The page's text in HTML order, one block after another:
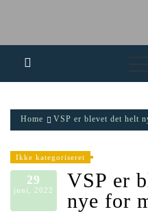
Home VSP er blevet det helt
Ikke kategoriseret
29
juni, 2022
VSP er
nye for